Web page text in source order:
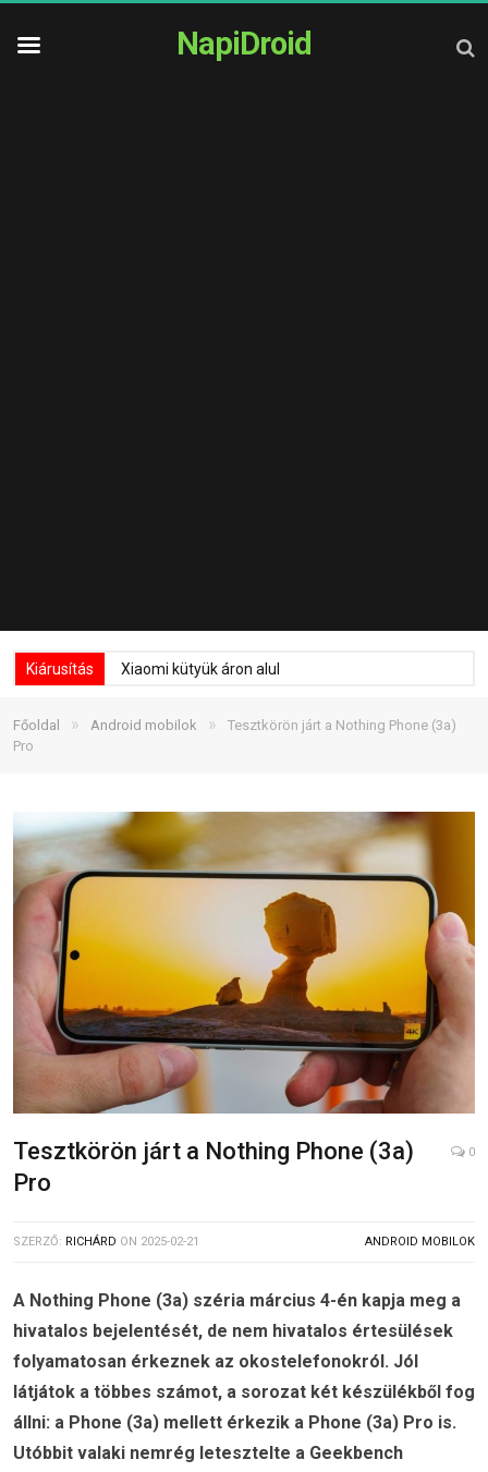
NapiDroid
Kiárusítás Xiaomi kütyük áron alul
Főoldal » Android mobilok »
Tesztkörön járt a Nothing Phone (3a)
Pro
Tesztkörön járt a Nothing Phone (3a)
Pro
0
SZERZŐ: RICHÁRD ON 2025-02-21 ANDROID MOBILOK
A Nothing Phone (3a) széria március 4-én kapja meg a
hivatalos bejelentését, de nem hivatalos értesülések
folyamatosan érkeznek az okostelefonokról. Jól
látjátok a többes számot, a sorozat két készülékből fog
állni: a Phone (3a) mellett érkezik a Phone (3a) Pro is.
Utóbbit valaki nemrég letesztelte a Geekbench